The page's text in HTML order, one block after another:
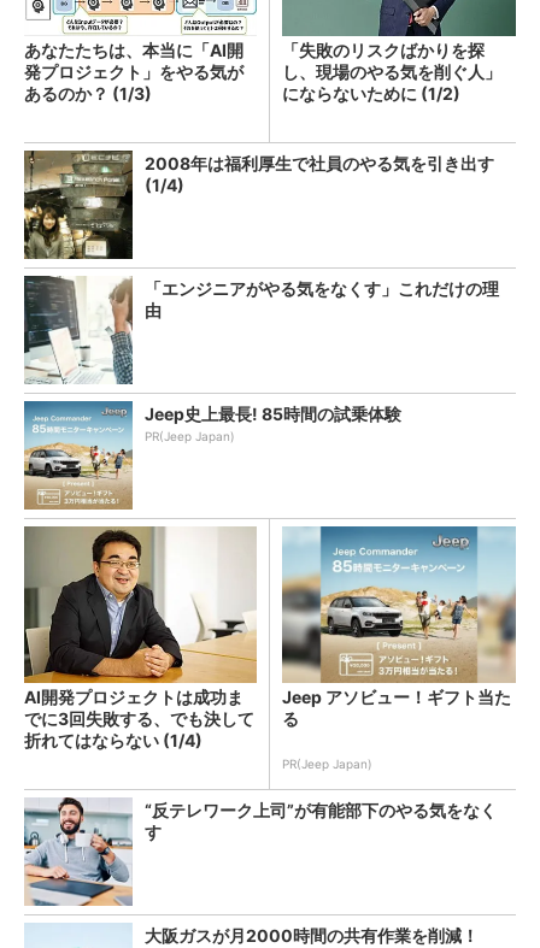
あなたたちは、本当に「AI開
発プロジェクト」をやる気が
あるのか？ (1/3)
「失敗のリスクばかりを探
し、現場のやる気を削ぐ人」
にならないために (1/2)
2008年は福利厚生で社員のやる気を引き出す
(1/4)
「エンジニアがやる気をなくす」これだけの理
由
Jeep史上最長! 85時間の試乗体験
PR(Jeep Japan)
AI開発プロジェクトは成功ま
でに3回失敗する、でも決して
折れてはならない (1/4)
Jeep アソビュー！ギフト当た
る
PR(Jeep Japan)
“反テレワーク上司”が有能部下のやる気をなく
す
大阪ガスが月2000時間の共有作業を削減！